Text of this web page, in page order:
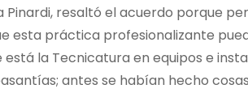
Pinardi, resaltó el acuerdo porque
esta práctica profesionalizante
está la Tecnicatura en equipos e
antes se habían hecho